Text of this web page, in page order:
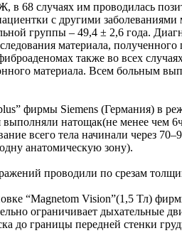
68 случаях им проводилась
с другими
группы – 49,4 ± 2,6 года.
материала,
также во всех
материала. Всем больным
фирмы Siemens (Германия) в
натощак(не менее чем
всего тела начинали через
анатомическую зону).
проводили по срезам
“Magnetom Vision”(1,5 Тл)
ограничивает дыхательные
до границы передней стенки